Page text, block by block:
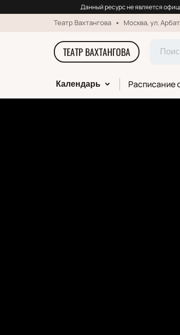
Данный ресурс не является
Театр Вахтангова Москва, ул.
ТЕАТР ВАХТАНГОВА
Календарь Расписание